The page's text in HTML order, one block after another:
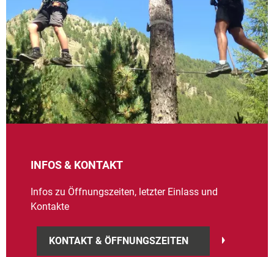
INFOS & KONTAKT
Infos zu Öffnungszeiten, letzter Einlass und
Kontakte
KONTAKT & ÖFFNUNGSZEITEN